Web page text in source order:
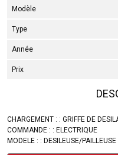
Modèle
Type
Année
Prix
CHARGEMENT : : GRIFFE DE
COMMANDE : : ELECTRIQUE
MODELE : : DESILEUSE/PAILLEUSE